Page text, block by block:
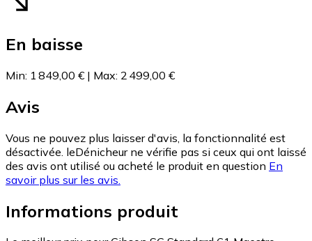
En baisse
Min: 1 849,00 € | Max: 2 499,00 €
Avis
Vous ne pouvez plus laisser d'avis, la fonctionnalité est
désactivée. leDénicheur ne vérifie pas si ceux qui ont laissé
des avis ont utilisé ou acheté le produit en question En
savoir plus sur les avis.
Informations produit